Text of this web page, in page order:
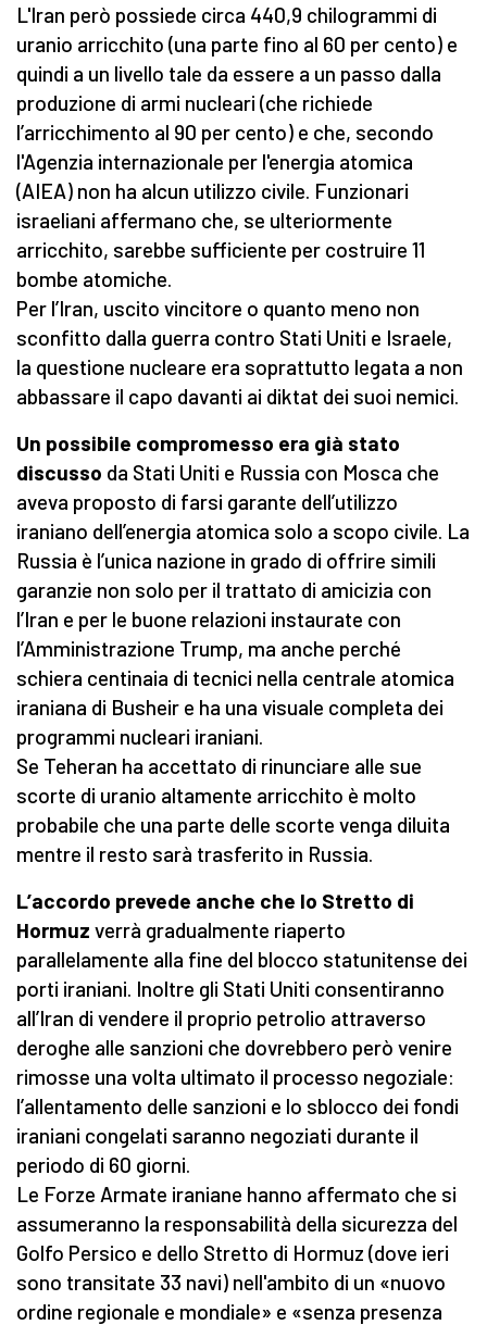
L'Iran però possiede circa 440,9 chilogrammi di
uranio arricchito (una parte fino al 60 per cento) e
quindi a un livello tale da essere a un passo dalla
produzione di armi nucleari (che richiede
l’arricchimento al 90 per cento) e che, secondo
l'Agenzia internazionale per l'energia atomica
(AIEA) non ha alcun utilizzo civile. Funzionari
israeliani affermano che, se ulteriormente
arricchito, sarebbe sufficiente per costruire 11
bombe atomiche.
Per l’Iran, uscito vincitore o quanto meno non
sconfitto dalla guerra contro Stati Uniti e Israele,
la questione nucleare era soprattutto legata a non
abbassare il capo davanti ai diktat dei suoi nemici.
Un possibile compromesso era già stato
discusso da Stati Uniti e Russia con Mosca che
aveva proposto di farsi garante dell’utilizzo
iraniano dell’energia atomica solo a scopo civile. La
Russia è l’unica nazione in grado di offrire simili
garanzie non solo per il trattato di amicizia con
l’Iran e per le buone relazioni instaurate con
l’Amministrazione Trump, ma anche perché
schiera centinaia di tecnici nella centrale atomica
iraniana di Busheir e ha una visuale completa dei
programmi nucleari iraniani.
Se Teheran ha accettato di rinunciare alle sue
scorte di uranio altamente arricchito è molto
probabile che una parte delle scorte venga diluita
mentre il resto sarà trasferito in Russia.
L’accordo prevede anche che lo Stretto di
Hormuz verrà gradualmente riaperto
parallelamente alla fine del blocco statunitense dei
porti iraniani. Inoltre gli Stati Uniti consentiranno
all’Iran di vendere il proprio petrolio attraverso
deroghe alle sanzioni che dovrebbero però venire
rimosse una volta ultimato il processo negoziale:
l’allentamento delle sanzioni e lo sblocco dei fondi
iraniani congelati saranno negoziati durante il
periodo di 60 giorni.
Le Forze Armate iraniane hanno affermato che si
assumeranno la responsabilità della sicurezza del
Golfo Persico e dello Stretto di Hormuz (dove ieri
sono transitate 33 navi) nell'ambito di un «nuovo
ordine regionale e mondiale» e «senza presenza